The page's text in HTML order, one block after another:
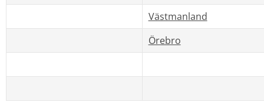
Västmanland
Örebro